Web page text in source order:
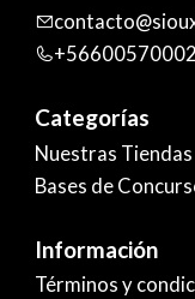
Categorías
Nuestras Tiendas
Bases de
Información
Términos y